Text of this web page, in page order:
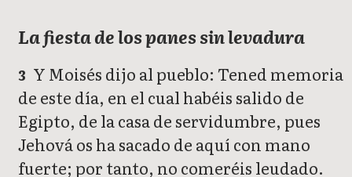
La fiesta de los panes sin levadura
3 Y Moisés dijo al pueblo: Tened memoria
de este día, en el cual habéis salido de
Egipto, de la casa de servidumbre, pues
Jehová os ha sacado de aquí con mano
fuerte; por tanto, no comeréis leudado.